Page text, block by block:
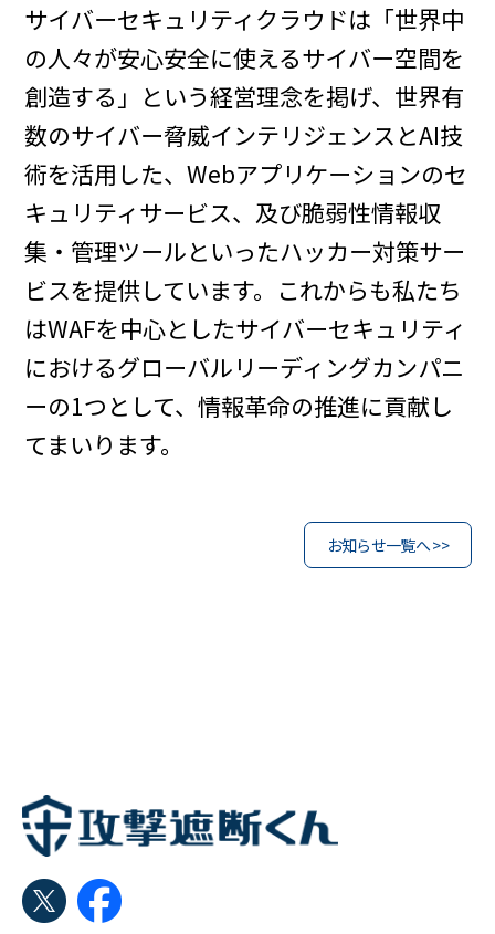
サイバーセキュリティクラウドは「世界中
の人々が安心安全に使えるサイバー空間を
創造する」という経営理念を掲げ、世界有
数のサイバー脅威インテリジェンスとAI技
術を活用した、Webアプリケーションのセ
キュリティサービス、及び脆弱性情報収
集・管理ツールといったハッカー対策サー
ビスを提供しています。これからも私たち
はWAFを中心としたサイバーセキュリティ
におけるグローバルリーディングカンパニ
ーの1つとして、情報革命の推進に貢献し
てまいります。
お知らせ一覧へ >>